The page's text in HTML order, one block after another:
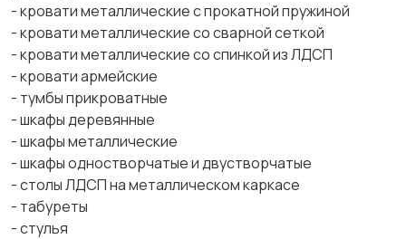
- кровати металлические с прокатной пружиной
- кровати металлические со сварной сеткой
- кровати металлические со спинкой из ЛДСП
- кровати армейские
- тумбы прикроватные
- шкафы деревянные
- шкафы металлические
- шкафы одностворчатые и двустворчатые
- столы ЛДСП на металлическом каркасе
- табуреты
- стулья